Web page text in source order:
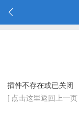
插件不存在或已关闭
[ 点击这里返回上一页